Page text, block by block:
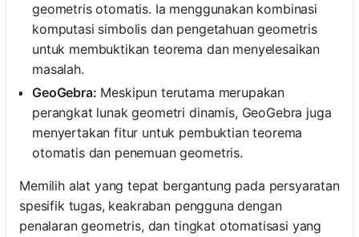
geometris otomatis. Ia menggunakan kombinasi
komputasi simbolis dan pengetahuan geometris
untuk membuktikan teorema dan menyelesaikan
masalah.
GeoGebra: Meskipun terutama merupakan
perangkat lunak geometri dinamis, GeoGebra juga
menyertakan fitur untuk pembuktian teorema
otomatis dan penemuan geometris.
Memilih alat yang tepat bergantung pada persyaratan
spesifik tugas, keakraban pengguna dengan
penalaran geometris, dan tingkat otomatisasi yang